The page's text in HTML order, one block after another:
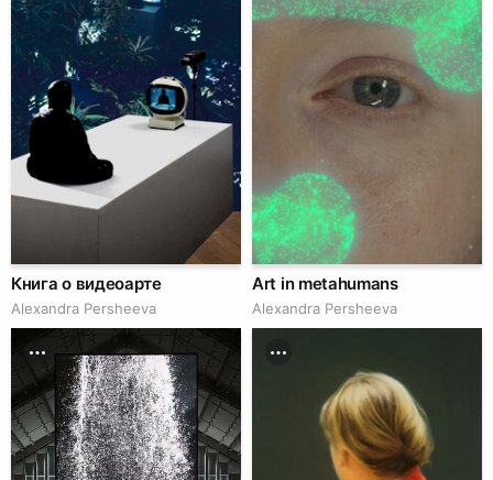
Книга о видеоарте
Alexandra Persheeva
Art in metahumans
Alexandra Persheeva